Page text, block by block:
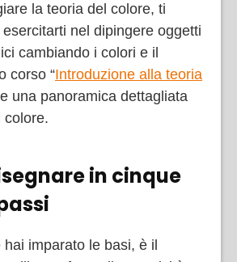
la teoria del colore, ti
nel dipingere oggetti
cambiando i colori e il
corso “Introduzione alla teoria
una panoramica dettagliata
colore.
in cinque
imparato le basi, è il